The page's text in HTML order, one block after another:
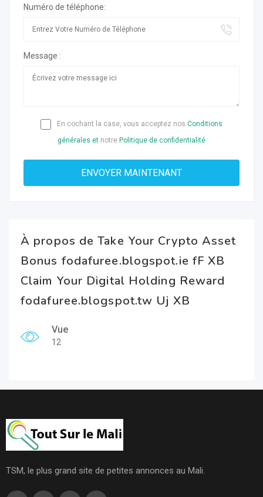
Numéro de téléphone:
Message :
En cochant la case, vous acceptez nos Conditions
générales et notre Politique de confidentialité
À propos de Take Your Crypto Asset
Bonus fodafuree.blogspot.ie fF XB
Claim Your Digital Holding Reward
fodafuree.blogspot.tw Uj XB
Vue
12
TSM, le plus grand site de petites annonces au Mali.